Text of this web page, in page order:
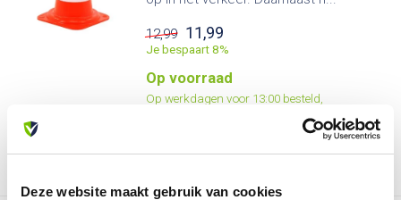
Deze website maakt gebruik van cookies
12,99 11,99
Je bespaart 8%
Op voorraad
Op werkdagen voor 13:00 besteld,